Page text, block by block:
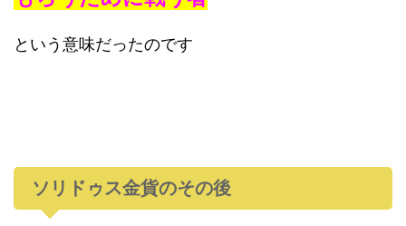
という意味だったのです
ソリドゥス金貨のその後